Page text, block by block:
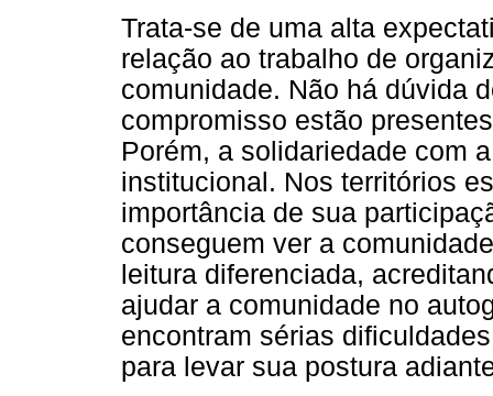
Trata-se de uma alta
relação ao trabalho de
comunidade. Não há dúvida
compromisso estão
Porém, a solidariedade com
institucional. Nos territórios
importância de sua
conseguem ver a
leitura diferenciada,
ajudar a comunidade no
encontram sérias
para levar sua postura